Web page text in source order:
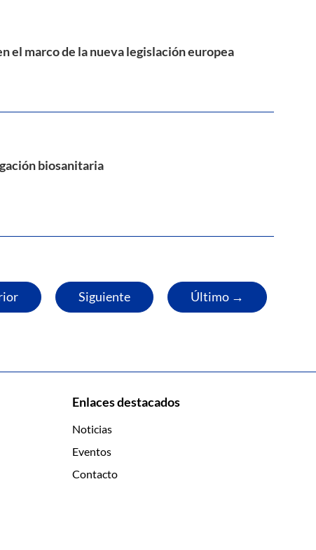
el marco de la nueva legislación europea
biosanitaria
Siguiente Último →
Enlaces destacados
Noticias
Eventos
Contacto